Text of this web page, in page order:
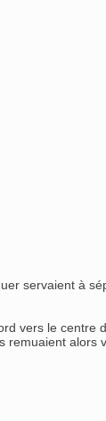
servaient à
vers le centre
alors